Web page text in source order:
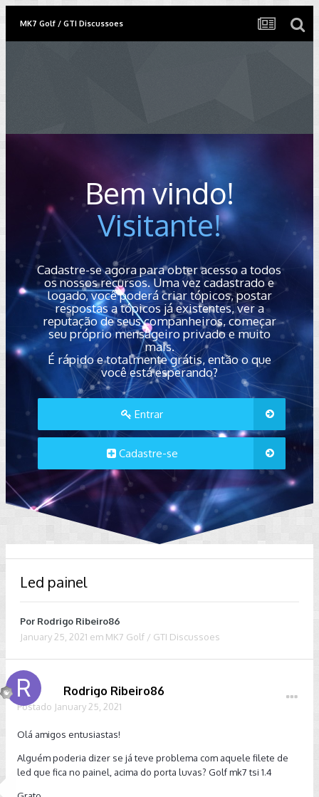
MK7 Golf / GTI Discussoes
Bem vindo!
Visitante!
Cadastre-se agora para obter acesso a todos
os nossos recursos. Uma vez cadastrado e
logado, você poderá criar tópicos, postar
respostas a tópicos já existentes, ver a
reputação de seus companheiros, começar
seu próprio mensageiro privado e muito
mais.
É rápido e totalmente grátis, então o que
você está esperando?
Entrar
Cadastre-se
Led painel
Por Rodrigo Ribeiro86
January 25, 2021 em MK7 Golf / GTI Discussoes
Rodrigo Ribeiro86
Postado January 25, 2021
Olá amigos entusiastas!
Alguém poderia dizer se já teve problema com aquele filete de
led que fica no painel, acima do porta luvas? Golf mk7 tsi 1.4